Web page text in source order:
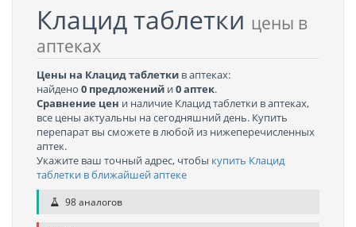
Клацид таблетки цены в
аптеках
Цены на Клацид таблетки в аптеках:
найдено 0 предложений и0 аптек.
Сравнение цен и наличие Клацид таблетки в аптеках,
все цены актуальны на сегодняшний день. Купить
перепарат вы сможете в любой из нижеперечисленных
аптек.
Укажите ваш точный адрес, чтобы купить Клацид
таблетки в ближайшей аптеке
98 аналогов